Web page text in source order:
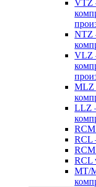
VTZ
NTZ
VLZ
MLZ
LLZ
RCL
RCL
MT/